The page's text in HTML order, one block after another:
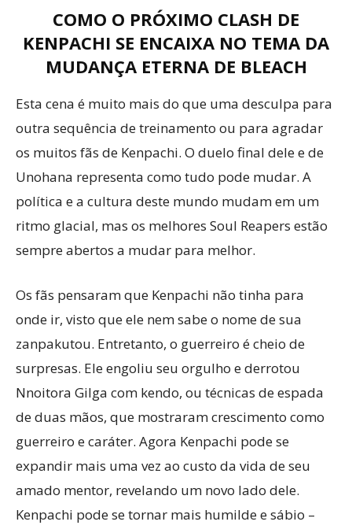
COMO O PRÓXIMO CLASH DE
KENPACHI SE ENCAIXA NO TEMA DA
MUDANÇA ETERNA DE BLEACH
Esta cena é muito mais do que uma desculpa para
outra sequência de treinamento ou para agradar
os muitos fãs de Kenpachi. O duelo final dele e de
Unohana representa como tudo pode mudar. A
política e a cultura deste mundo mudam em um
ritmo glacial, mas os melhores Soul Reapers estão
sempre abertos a mudar para melhor.
Os fãs pensaram que Kenpachi não tinha para
onde ir, visto que ele nem sabe o nome de sua
zanpakutou. Entretanto, o guerreiro é cheio de
surpresas. Ele engoliu seu orgulho e derrotou
Nnoitora Gilga com kendo, ou técnicas de espada
de duas mãos, que mostraram crescimento como
guerreiro e caráter. Agora Kenpachi pode se
expandir mais uma vez ao custo da vida de seu
amado mentor, revelando um novo lado dele.
Kenpachi pode se tornar mais humilde e sábio –